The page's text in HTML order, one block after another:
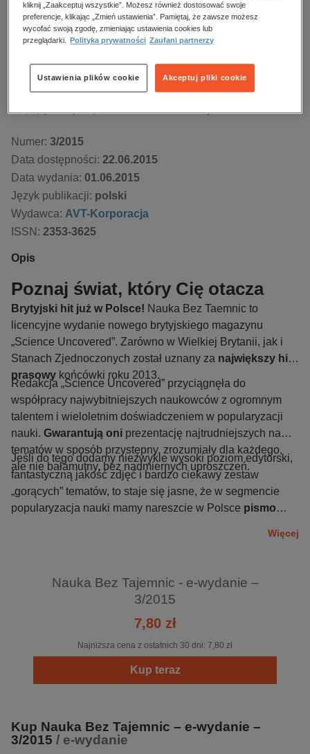
Numery archiwalne
Spis treści
Numer: 3/2015
Data dostępności: 22.06.2015
Data wydania: 01.06.2015
Język publikacji: polski
Wydawca: AVT-Korporacja
ISSN: 2353-3625
Opis
Poznaj świat, który Cię otacza
Brytyjski hit już w Polsce! Nauka Bez Taemnic to
licencyjne wydanie nowego brytyjskiego magazynu
„Science Uncovered”. Zarówno w Wielkiej Brytanii, jak i
Stanach Zjednoczonych został uznany za największy hit
prasowy końcówki roku 2013.
Redakcja „Science Uncovered” przyciągnęła do
współpracy najwybitniejszych naukowców z ogromnym
talentem i wieloletnim doświadczeniem w popularyzacji
nauki. Gwarantują oni prezentację najtrudniejszych nawet
tematów w sposób przystępny, zrozumiały dla każdego,
ale nie bałamutny, bez nadmiernych uproszczeń.
Jeśli do tego dodamy niezwykle wysoki poziom edytorski,
fantastyczną jakość zdjęć i bardzo ciekawy zestaw
„gorących” tematów, to staje się jasne, że w segmencie
popularyzacja nauki mamy nareszcie w Polsce pismo
Więcej
Nauka Bez Tajemnic - e-wydanie –
3/2015
7,80 zł
Najniższa cena z ostatnich 30 dni: 7,80 zł
Kup teraz
Kup Nauka Bez Tajemnic – e-wydanie –
3/2015 / e-wydanie
kliknij „Zaakceptuj wszystkie”. Możesz również dostosować swoje
preferencje, klikając „Zmień ustawienia”. Pamiętaj, że zawsze możesz
wycofać swoją zgodę, zmieniając ustawienia cookies lub
przeglądarki.
Polityka prywatności Zaufani partnerzy
Akceptuj pliki cookie
Ustawienia plików cookie